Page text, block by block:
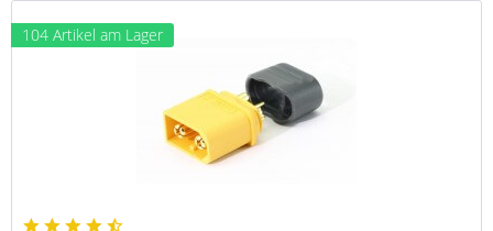
104 Artikel am Lager